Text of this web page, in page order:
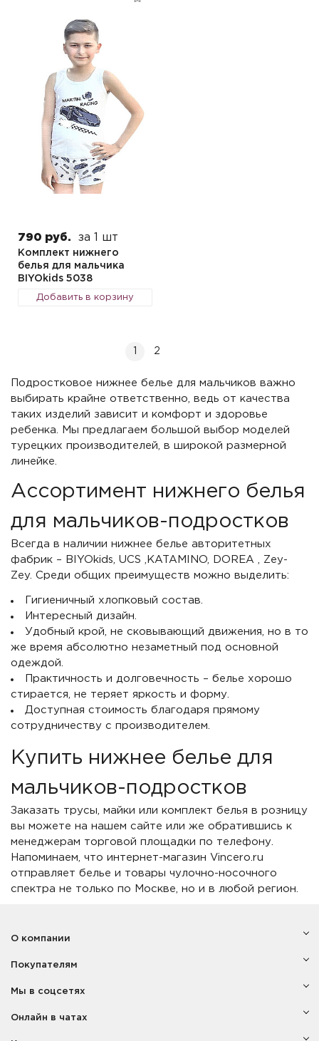
790 руб. за 1 шт
Комплект нижнего
белья для мальчика
BIYOkids 5038
Добавить в корзину
2
Подростковое нижнее белье для мальчиков важно
выбирать крайне ответственно, ведь от качества
таких изделий зависит и комфорт и здоровье
ребенка. Мы предлагаем большой выбор моделей
турецких производителей, в широкой размерной
линейке.
Ассортимент нижнего белья
для мальчиков-подростков
Всегда в наличии нижнее белье авторитетных
фабрик – BIYOkids, UCS ,KATAMINO, DOREA , Zey-
Zey. Среди общих преимуществ можно выделить:
Гигиеничный хлопковый состав.
Интересный дизайн.
Удобный крой, не сковывающий движения, но в то
же время абсолютно незаметный под основной
одеждой.
Практичность и долговечность – белье хорошо
стирается, не теряет яркость и форму.
Доступная стоимость благодаря прямому
сотрудничеству с производителем.
Купить нижнее белье для
мальчиков-подростков
Заказать трусы, майки или комплект белья в розницу
вы можете на нашем сайте или же обратившись к
менеджерам торговой площадки по телефону.
Напоминаем, что интернет-магазин Vincero.ru
отправляет белье и товары чулочно-носочного
спектра не только по Москве, но и в любой регион.
Покупателям
О компании
Мы в соцсетях
Онлайн в чатах